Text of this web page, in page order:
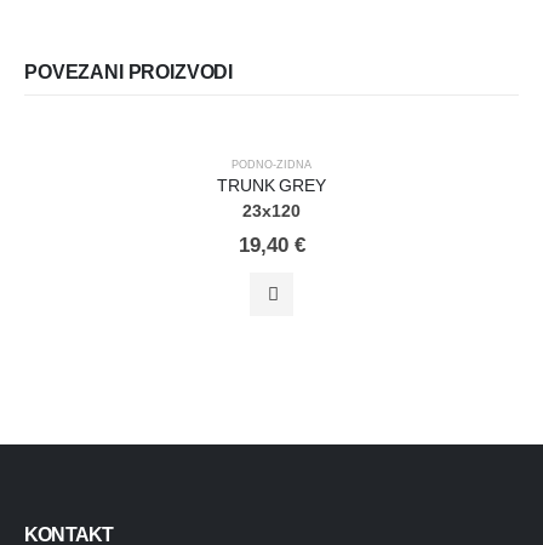
POVEZANI PROIZVODI
PODNO-ZIDNA
TRUNK GREY
23x120
19,40 €
KONTAKT